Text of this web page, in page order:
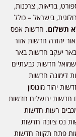
בריאות, צרכנות,
בישראל – כולל
תשלום. חדשות אפס
יהודה חדשות אזור
יעקב חדשות באר
חדשות גבעתיים
דימונה חדשות
יהוד מונוסון
חדשות ירושלים חדשות
רעות חדשות
נס ציונה חדשות
פתח תקווה חדשות